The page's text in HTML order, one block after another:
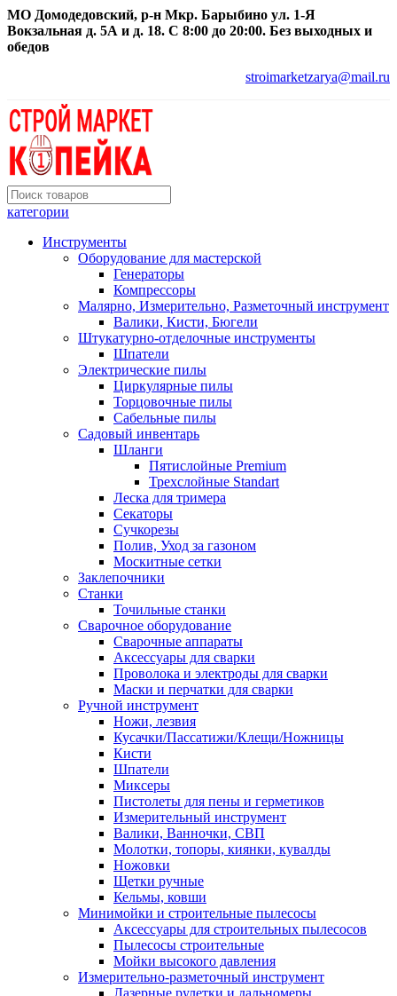
МО Домодедовский, р-н Мкр. Барыбино ул. 1-Я
Вокзальная д. 5А и д. 18. С 8:00 до 20:00. Без выходных и
обедов
stroimarketzarya@mail.ru
категории
Инструменты
Оборудование для мастерской
Генераторы
Компрессоры
Малярно, Измерительно, Разметочный инструмент
Валики, Кисти, Бюгели
Штукатурно-отделочные инструменты
Шпатели
Электрические пилы
Циркулярные пилы
Торцовочные пилы
Сабельные пилы
Садовый инвентарь
Шланги
Пятислойные Premium
Трехслойные Standart
Леска для тримера
Секаторы
Сучкорезы
Полив, Уход за газоном
Москитные сетки
Заклепочники
Станки
Точильные станки
Сварочное оборудование
Сварочные аппараты
Аксессуары для сварки
Проволока и электроды для сварки
Маски и перчатки для сварки
Ручной инструмент
Ножи, лезвия
Кусачки/Пассатижи/Клещи/Ножницы
Кисти
Шпатели
Миксеры
Пистолеты для пены и герметиков
Измерительный инструмент
Валики, Ванночки, СВП
Молотки, топоры, киянки, кувалды
Ножовки
Щетки ручные
Кельмы, ковши
Минимойки и строительные пылесосы
Аксессуары для строительных пылесосов
Пылесосы строительные
Мойки высокого давления
Измерительно-разметочный инструмент
Лазерные рулетки и дальномеры